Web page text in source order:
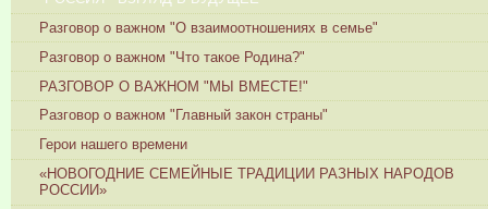
Разговор о важном "О взаимоотношениях в семье"
Разговор о важном "Что такое Родина?"
РАЗГОВОР О ВАЖНОМ "МЫ ВМЕСТЕ!"
Разговор о важном "Главный закон страны"
Герои нашего времени
«НОВОГОДНИЕ СЕМЕЙНЫЕ ТРАДИЦИИ РАЗНЫХ НАРОДОВ
РОССИИ»